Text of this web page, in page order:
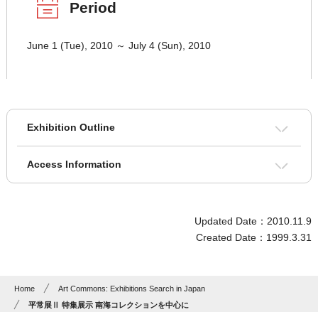
Period
June 1 (Tue), 2010 ～ July 4 (Sun), 2010
Exhibition Outline
Access Information
Updated Date：2010.11.9
Created Date：1999.3.31
Home
Art Commons: Exhibitions Search in Japan
平常展Ⅱ 特集展示 南海コレクションを中心に